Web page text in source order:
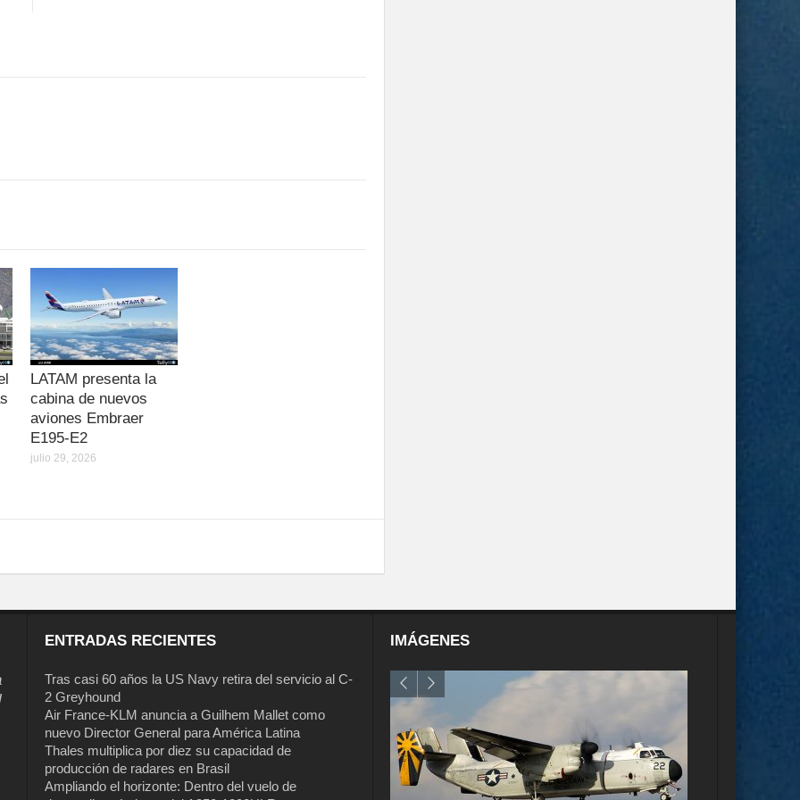
LATAM presenta la
cabina de nuevos
aviones Embraer
E195-E2
julio 29, 2026
ENTRADAS RECIENTES
Tras casi 60 años la US Navy retira del servicio al C-
2 Greyhound
Air France-KLM anuncia a Guilhem Mallet como
nuevo Director General para América Latina
Thales multiplica por diez su capacidad de
producción de radares en Brasil
Ampliando el horizonte: Dentro del vuelo de
IMÁGENES